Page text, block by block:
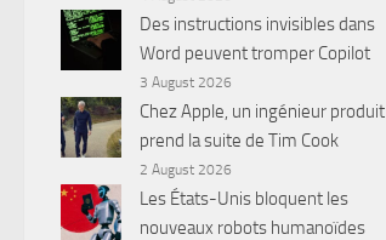
Des instructions invisibles dans
Word peuvent tromper Copilot
3 August 2026
Chez Apple, un ingénieur produit
prend la suite de Tim Cook
2 August 2026
Les États-Unis bloquent les
nouveaux robots humanoïdes